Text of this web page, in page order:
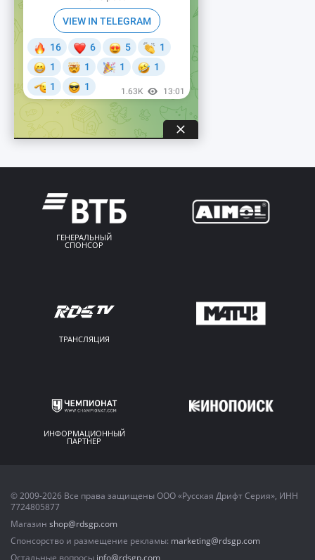
ГЕНЕРАЛЬНЫЙ
СПОНСОР
ТРАНСЛЯЦИЯ
ИНФОРМАЦИОННЫЙ
ПАРТНЕР
© 2009-2026 Все права защищены ООО «Русская Дрифт Серия», ИНН
7724805877
Магазин shop@rdsgp.com
Спонсорство и размещение рекламы: marketing@rdsgp.com